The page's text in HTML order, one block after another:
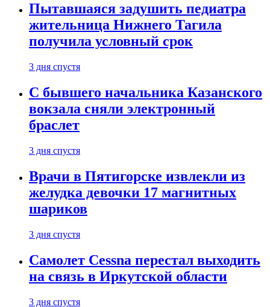
Пытавшаяся задушить педиатра
жительница Нижнего Тагила
получила условный срок
3 дня спустя
С бывшего начальника Казанского
вокзала сняли электронный
браслет
3 дня спустя
Врачи в Пятигорске извлекли из
желудка девочки 17 магнитных
шариков
3 дня спустя
Самолет Cessna перестал выходить
на связь в Иркутской области
3 дня спустя